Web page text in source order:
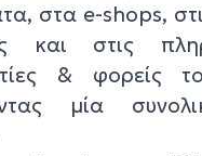
στα e-shops,
και στις
& φορείς
μία